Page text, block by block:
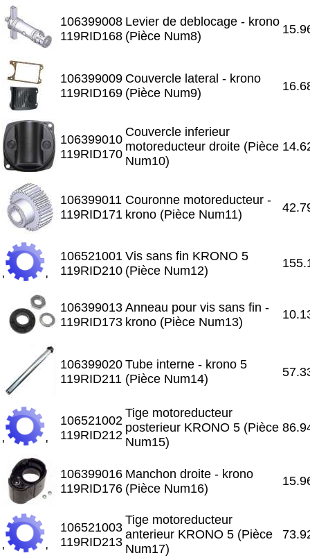
106399008
119RID168
Levier de deblocage - krono
(Pièce Num8)
106399009
119RID169
Couvercle lateral - krono
(Pièce Num9)
106399010
119RID170
Couvercle inferieur
motoreducteur droite (Pièce
Num10)
106399011
119RID171
Couronne motoreducteur -
krono (Pièce Num11)
' '
106521001
119RID210
Vis sans fin KRONO 5
(Pièce Num12)
106399013
119RID173
Anneau pour vis sans fin -
krono (Pièce Num13)
106399020
119RID211
Tube interne - krono 5
(Pièce Num14)
' '
106521002
119RID212
Tige motoreducteur
posterieur KRONO 5 (Pièce
Num15)
106399016
119RID176
Manchon droite - krono
(Pièce Num16)
' '
106521003
119RID213
Tige motoreducteur
anterieur KRONO 5 (Pièce
Num17)